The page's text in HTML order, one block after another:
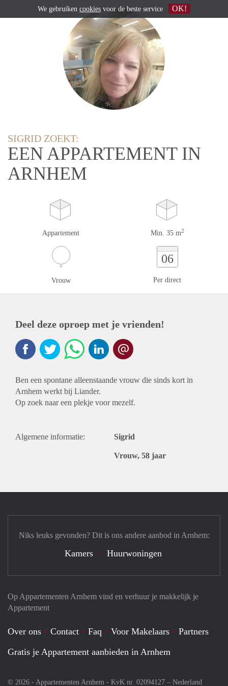
SIGRID ZOEKT:
EEN APPARTEMENT IN
ARNHEM
Appartement Min. 35 m2
Vrouw
06
Per direct
Deel deze oproep met je vrienden!
Ben een spontane alleenstaande vrouw die sinds kort in
Arnhem werkt bij Liander.
Op zoek naar een plekje voor mezelf.
Algemene informatie: Sigrid
Vrouw, 58 jaar
Op Appartementen Arnhem vind en verhuur je makkelijk je
Appartement
Over ons Contact Faq Voor Makelaars
Partners
Gratis je Appartement aanbieden in Arnhem
© 2026 - Appartementen Arnhem - KvK nr. 02094127 – Nederland
Niks leuks gevonden? Dit is ons andere aanbod in Arnhem:
Kamers Huurwoningen
We gebruiken cookies voor de beste service OK!